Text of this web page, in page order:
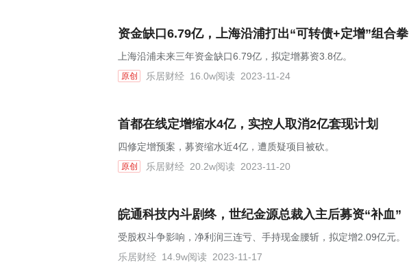
资金缺口6.79亿，上海沿浦打出“可转债+定增”组合拳
上海沿浦未来三年资金缺口6.79亿，拟定增募资3.8亿。
原创 乐居财经 16.0w阅读 2023-11-24
首都在线定增缩水4亿，实控人取消2亿套现计划
四修定增预案，募资缩水近4亿，遭质疑项目被砍。
原创 乐居财经 20.2w阅读 2023-11-20
皖通科技内斗剧终，世纪金源总裁入主后募资“补血”
受股权斗争影响，净利润三连亏、手持现金腰斩，拟定增2.09亿元。
乐居财经 14.9w阅读 2023-11-17